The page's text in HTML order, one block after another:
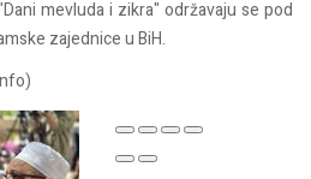
mevluda i zikra" održavaju se pod
zajednice u BiH.